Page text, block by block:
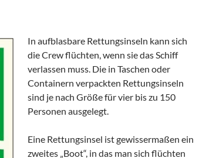
In aufblasbare Rettungsinseln kann sich
die Crew flüchten, wenn sie das Schiff
verlassen muss. Die in Taschen oder
Containern verpackten Rettungsinseln
sind je nach Größe für vier bis zu 150
Personen ausgelegt.
Eine Rettungsinsel ist gewissermaßen ein
zweites „Boot“, in das man sich flüchten